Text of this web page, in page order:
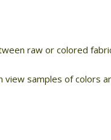
raw or colored
view samples of colors